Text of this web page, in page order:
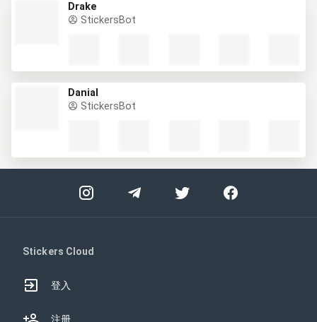
Drake
StickersBot
Danial
StickersBot
Stickers Cloud
登入
注册